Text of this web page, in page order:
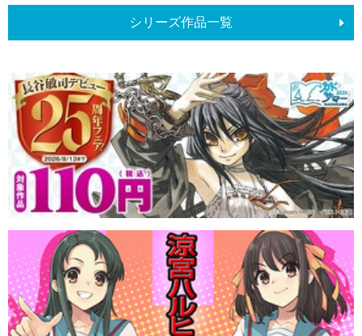
シリーズ作品一覧